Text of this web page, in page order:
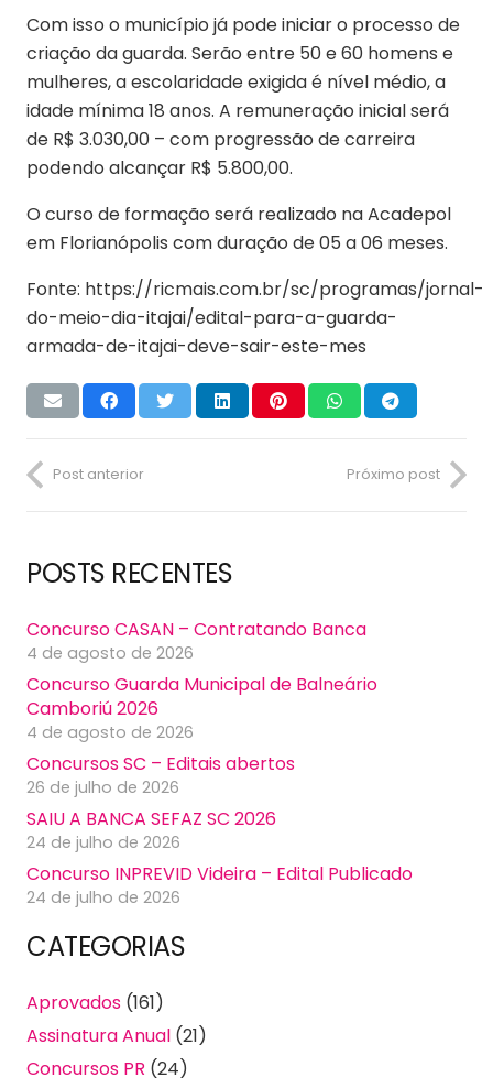
Com isso o município já pode iniciar o processo de
criação da guarda. Serão entre 50 e 60 homens e
mulheres, a escolaridade exigida é nível médio, a
idade mínima 18 anos. A remuneração inicial será
de R$ 3.030,00 – com progressão de carreira
podendo alcançar R$ 5.800,00.
O curso de formação será realizado na Acadepol
em Florianópolis com duração de 05 a 06 meses.
Fonte: https://ricmais.com.br/sc/programas/jornal-
do-meio-dia-itajai/edital-para-a-guarda-
armada-de-itajai-deve-sair-este-mes
Post anterior Próximo post
POSTS RECENTES
Concurso CASAN – Contratando Banca
4 de agosto de 2026
Concurso Guarda Municipal de Balneário
Camboriú 2026
4 de agosto de 2026
Concursos SC – Editais abertos
26 de julho de 2026
SAIU A BANCA SEFAZ SC 2026
24 de julho de 2026
Concurso INPREVID Videira – Edital Publicado
24 de julho de 2026
CATEGORIAS
Aprovados (161)
Assinatura Anual (21)
Concursos PR (24)